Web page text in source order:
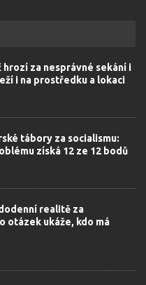
hrozí za nesprávné sekání i
i na prostředku a lokaci
tábory za socialismu:
získá 12 ze 12 bodů
realitě za
otázek ukáže, kdo má